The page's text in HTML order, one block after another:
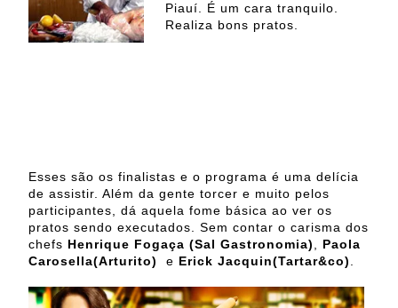
Piauí. É um cara tranquilo.
Realiza bons pratos.
Esses são os finalistas e o programa é uma delícia
de assistir. Além da gente torcer e muito pelos
participantes, dá aquela fome básica ao ver os
pratos sendo executados. Sem contar o carisma dos
chefs Henrique Fogaça (Sal Gastronomia), Paola
Carosella(Arturito)
e Erick Jacquin(Tartar&co).